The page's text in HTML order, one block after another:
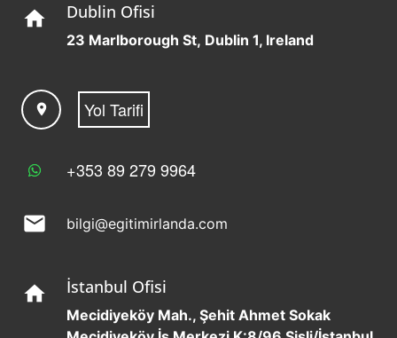
home Dublin Ofisi
23 Marlborough St, Dublin 1, Ireland
location_on Yol Tarifi
+353 89 279 9964
mail bilgi@egitimirlanda.com
home İstanbul Ofisi
Mecidiyeköy Mah., Şehit Ahmet Sokak